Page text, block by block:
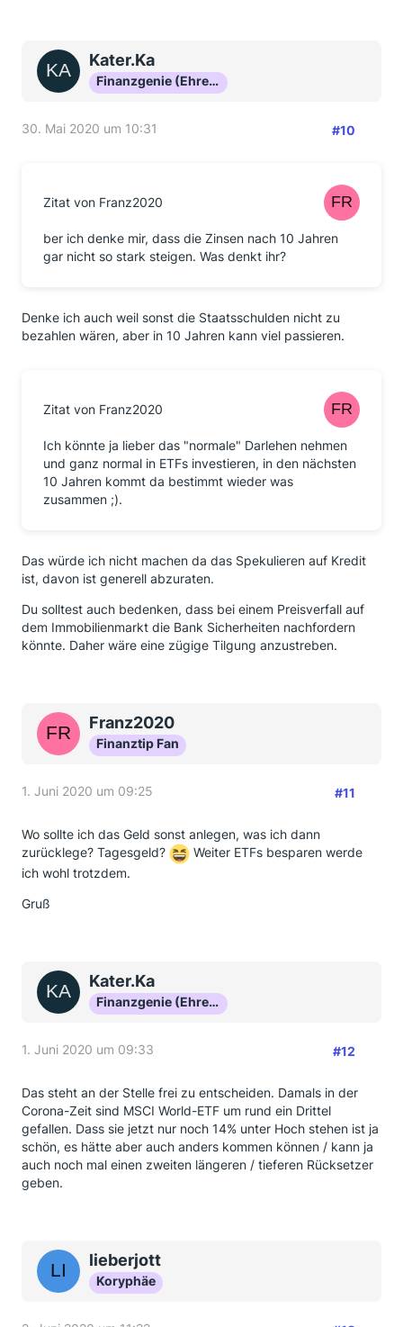
Kater.Ka
Finanzgenie (Ehrenmitglied)
30. Mai 2020 um 10:31 #10
Zitat von Franz2020
ber ich denke mir, dass die Zinsen nach 10 Jahren
gar nicht so stark steigen. Was denkt ihr?
Denke ich auch weil sonst die Staatsschulden nicht zu
bezahlen wären, aber in 10 Jahren kann viel passieren.
Zitat von Franz2020
Ich könnte ja lieber das "normale" Darlehen nehmen
und ganz normal in ETFs investieren, in den nächsten
10 Jahren kommt da bestimmt wieder was
zusammen ;).
Das würde ich nicht machen da das Spekulieren auf Kredit
ist, davon ist generell abzuraten.
Du solltest auch bedenken, dass bei einem Preisverfall auf
dem Immobilienmarkt die Bank Sicherheiten nachfordern
könnte. Daher wäre eine zügige Tilgung anzustreben.
Franz2020
Finanztip Fan
1. Juni 2020 um 09:25 #11
Wo sollte ich das Geld sonst anlegen, was ich dann
zurücklege? Tagesgeld?
Weiter ETFs besparen werde
ich wohl trotzdem.
Gruß
Kater.Ka
Finanzgenie (Ehrenmitglied)
1. Juni 2020 um 09:33 #12
Das steht an der Stelle frei zu entscheiden. Damals in der
Corona-Zeit sind MSCI World-ETF um rund ein Drittel
gefallen. Dass sie jetzt nur noch 14% unter Hoch stehen ist ja
schön, es hätte aber auch anders kommen können / kann ja
auch noch mal einen zweiten längeren / tieferen Rücksetzer
geben.
lieberjott
Koryphäe